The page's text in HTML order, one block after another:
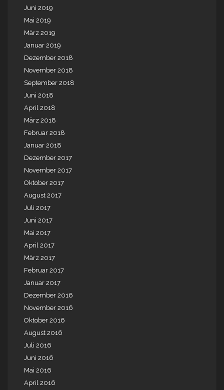
Juni 2019
Mai 2019
März 2019
Januar 2019
Dezember 2018
November 2018
September 2018
Juni 2018
April 2018
März 2018
Februar 2018
Januar 2018
Dezember 2017
November 2017
Oktober 2017
August 2017
Juli 2017
Juni 2017
Mai 2017
April 2017
März 2017
Februar 2017
Januar 2017
Dezember 2016
November 2016
Oktober 2016
August 2016
Juli 2016
Juni 2016
Mai 2016
April 2016